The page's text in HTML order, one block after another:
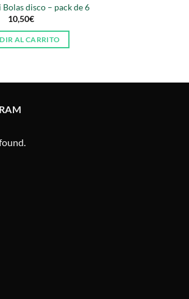
disco – pack de 6
10,50€
AL CARRITO